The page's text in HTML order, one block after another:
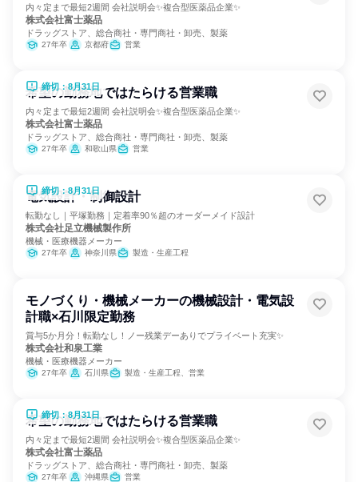
内々定まで最短2週間 会社説明会✨複合型医薬品企業✨
株式会社富士薬品
ドラッグストア、総合商社・専門商社・卸売、製薬
27年卒 京都府 営業
締切：8月31日
希望の勤務地ではたらける営業職
内々定まで最短2週間 会社説明会✨複合型医薬品企業✨
株式会社富士薬品
ドラッグストア、総合商社・専門商社・卸売、製薬
27年卒 和歌山県 営業
締切：8月31日
電気設計・制御設計
転勤なし｜平塚勤務｜定着率90％超のオーダーメイド設計
株式会社足立機械製作所
機械・医療機器メーカー
27年卒 神奈川県 製造・生産工程
モノづくり・機械メーカーの機械設計・電気設
計職×石川限定勤務
賞与5か月分！転勤なし！ノー残業デーありでプライベート充実✨
株式会社和泉工業
機械・医療機器メーカー
27年卒 石川県 製造・生産工程、営業
締切：8月31日
希望の勤務地ではたらける営業職
内々定まで最短2週間 会社説明会✨複合型医薬品企業✨
株式会社富士薬品
ドラッグストア、総合商社・専門商社・卸売、製薬
27年卒 沖縄県 営業